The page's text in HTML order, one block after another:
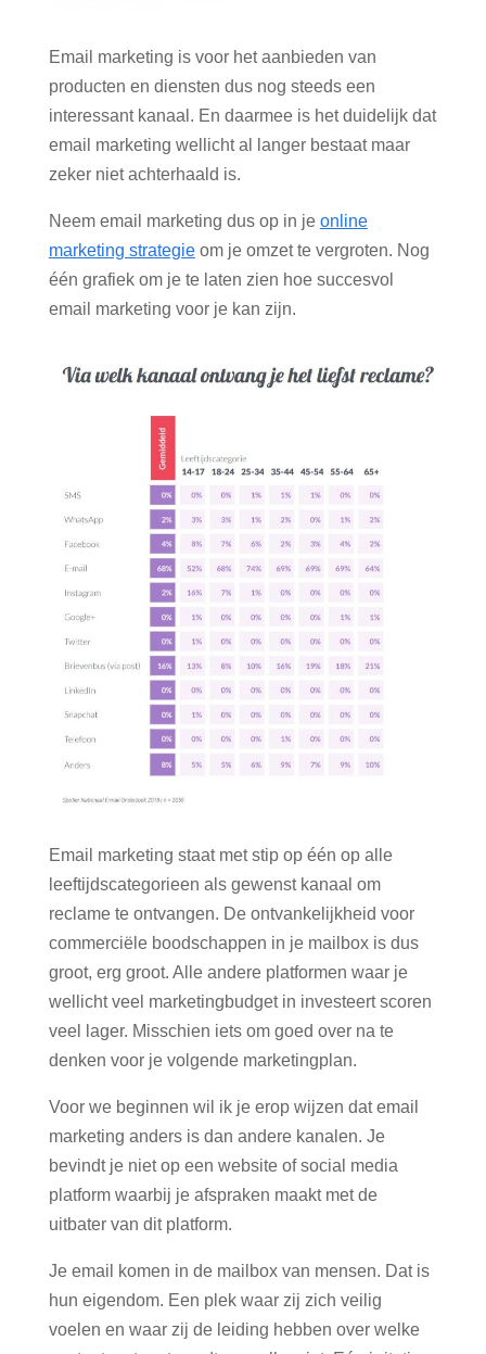
Email marketing is voor het aanbieden van
producten en diensten dus nog steeds een
interessant kanaal. En daarmee is het duidelijk dat
email marketing wellicht al langer bestaat maar
zeker niet achterhaald is.
Neem email marketing dus op in je online
marketing strategieom je omzet te vergroten. Nog
één grafiek om je te laten zien hoe succesvol
email marketing voor je kan zijn.
Email marketing staat met stip op één op alle
leeftijdscategorieen als gewenst kanaal om
reclame te ontvangen. De ontvankelijkheid voor
commerciële boodschappen in je mailbox is dus
groot, erg groot. Alle andere platformen waar je
wellicht veel marketingbudget in investeert scoren
veel lager. Misschien iets om goed over na te
denken voor je volgende marketingplan.
Voor we beginnen wil ik je erop wijzen dat email
marketing anders is dan andere kanalen. Je
bevindt je niet op een website of social media
platform waarbij je afspraken maakt met de
uitbater van dit platform.
Je email komen in de mailbox van mensen. Dat is
hun eigendom. Een plek waar zij zich veilig
voelen en waar zij de leiding hebben over welke